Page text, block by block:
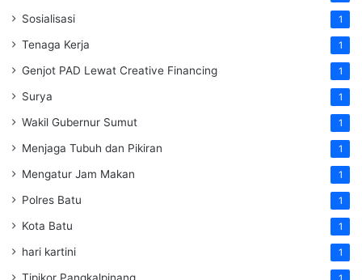
Sosialisasi 1
Tenaga Kerja 1
Genjot PAD Lewat Creative Financing 1
Surya 1
Wakil Gubernur Sumut 1
Menjaga Tubuh dan Pikiran 1
Mengatur Jam Makan 1
Polres Batu 1
Kota Batu 1
hari kartini 1